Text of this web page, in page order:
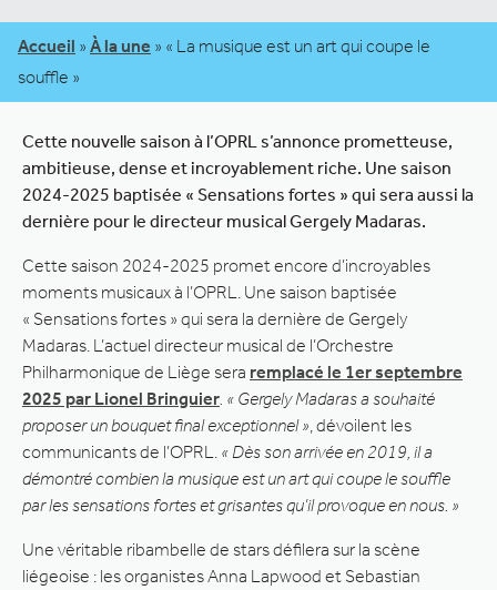
Accueil » À la une » « La musique est un art qui coupe le
souffle »
Cette nouvelle saison à l’OPRL s’annonce prometteuse,
ambitieuse, dense et incroyablement riche. Une saison
2024-2025 baptisée « Sensations fortes » qui sera aussi la
dernière pour le directeur musical Gergely Madaras.
Cette saison 2024-2025 promet encore d’incroyables
moments musicaux à l’OPRL. Une saison baptisée
« Sensations fortes » qui sera la dernière de Gergely
Madaras. L’actuel directeur musical de l’Orchestre
Philharmonique de Liège sera remplacé le 1er septembre
2025 par Lionel Bringuier . « Gergely Madaras a souhaité
proposer un bouquet final exceptionnel » , dévoilent les
communicants de l’OPRL. « Dès son arrivée en 2019, il a
démontré combien la musique est un art qui coupe le souffle
par les sensations fortes et grisantes qu’il provoque en nous. »
Une véritable ribambelle de stars défilera sur la scène
liégeoise : les organistes Anna Lapwood et Sebastian